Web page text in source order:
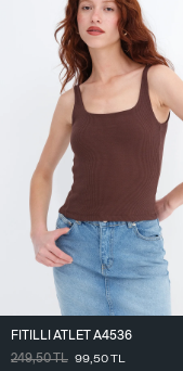
FITILLI ATLET A4536
249,50TL 99,50TL